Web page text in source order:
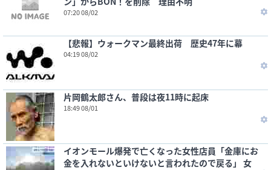
07:20 08/02
【悲報】ウォークマン最終出荷 歴史47年に幕
04:19 08/02
片岡鶴太郎さん、普段は夜11時に起床
18:49 08/01
イオンモール爆発で亡くなった女性店員「金庫にお
金を入れないといけないと言われたので戻る」 女